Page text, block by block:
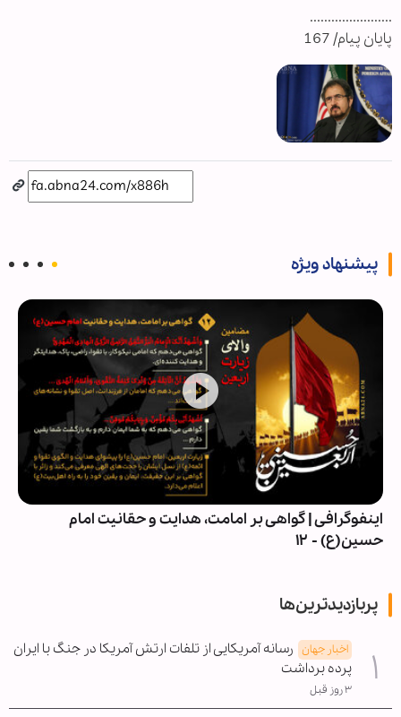
.......................
پایان پیام/ 167
پیشنهاد ویژه
خبرهای تصویری برگزیده جهان اسلام و تشیع
پربازدیدترین‌ها
اخبار جهان رسانه آمریکایی از تلفات ارتش آمریکا در جنگ با ایران
پرده برداشت
۳ روز قبل